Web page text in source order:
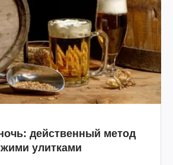
действенный метод
улитками